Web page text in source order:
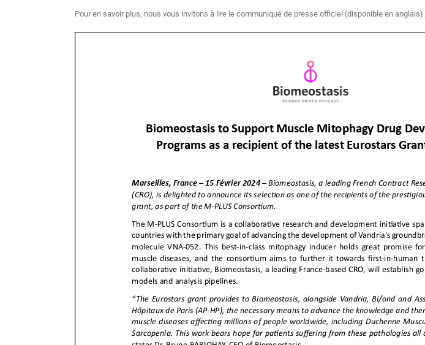
Pour en savoir plus, nous vous invitons à lire le communiqué de presse officiel (disponible en anglais).